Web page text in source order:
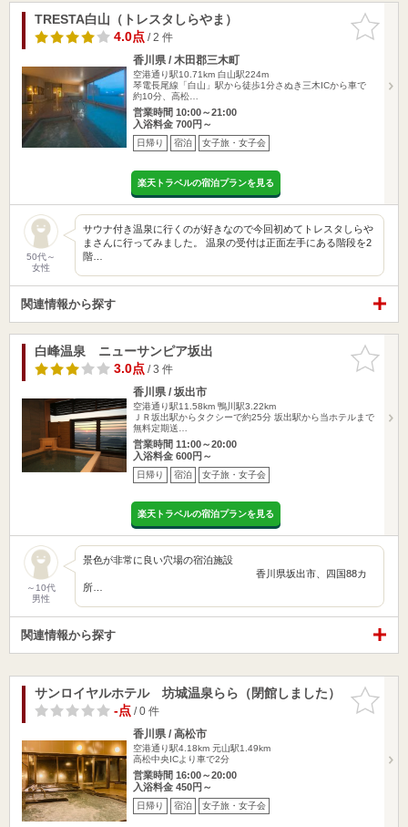
お気に入
りに追加
TRESTA白山（トレスタしらやま）
4.0点/ 2 件
香川県 / 木田郡三木町
空港通り駅10.71km 白山駅224m
琴電長尾線「白山」駅から徒歩1分さぬき三木ICから車で
約10分、高松…
営業時間 10:00～21:00
入浴料金 700円～
日帰り 宿泊 女子旅・女子会
楽天トラベルの宿泊プランを見る
50代～
女性
サウナ付き温泉に行くのが好きなので今回初めてトレスタしらや
まさんに行ってみました。 温泉の受付は正面左手にある階段を2
階…
関連情報から探す
お気に入
りに追加
白峰温泉 ニューサンピア坂出
3.0点/ 3 件
香川県 / 坂出市
空港通り駅11.58km 鴨川駅3.22km
ＪＲ坂出駅からタクシーで約25分 坂出駅から当ホテルまで
無料定期送…
営業時間 11:00～20:00
入浴料金 600円～
日帰り 宿泊 女子旅・女子会
楽天トラベルの宿泊プランを見る
～10代
男性
景色が非常に良い穴場の宿泊施設
香川県坂出市、四国88カ
所…
関連情報から探す
お気に入
りに追加
サンロイヤルホテル 坊城温泉らら（閉館しました）
-点/ 0 件
香川県 / 高松市
空港通り駅4.18km 元山駅1.49km
高松中央ICより車で2分
営業時間 16:00～20:00
入浴料金 450円～
日帰り 宿泊 女子旅・女子会